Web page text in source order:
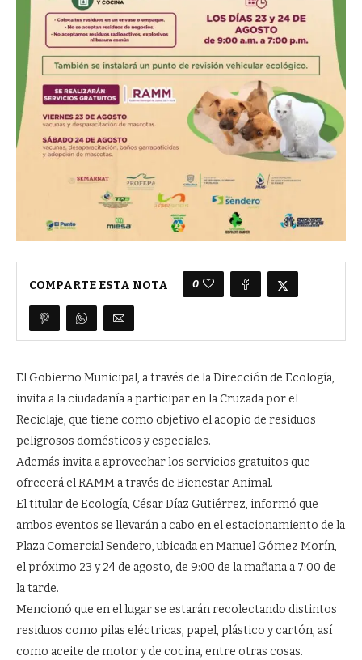
COMPARTE ESTA NOTA 0
El Gobierno Municipal, a través de la Dirección de Ecología,
invita a la ciudadanía a participar en la Cruzada por el
Reciclaje, que tiene como objetivo el acopio de residuos
peligrosos domésticos y especiales.
Además invita a aprovechar los servicios gratuitos que
ofrecerá el RAMM a través de Bienestar Animal.
El titular de Ecología, César Díaz Gutiérrez, informó que
ambos eventos se llevarán a cabo en el estacionamiento de la
Plaza Comercial Sendero, ubicada en Manuel Gómez Morín,
el próximo 23 y 24 de agosto, de 9:00 de la mañana a 7:00 de
la tarde.
Mencionó que en el lugar se estarán recolectando distintos
residuos como pilas eléctricas, papel, plástico y cartón, así
como aceite de motor y de cocina, entre otras cosas.